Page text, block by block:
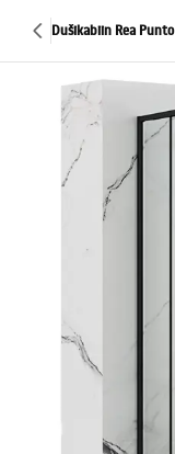
Dušikabiin Rea